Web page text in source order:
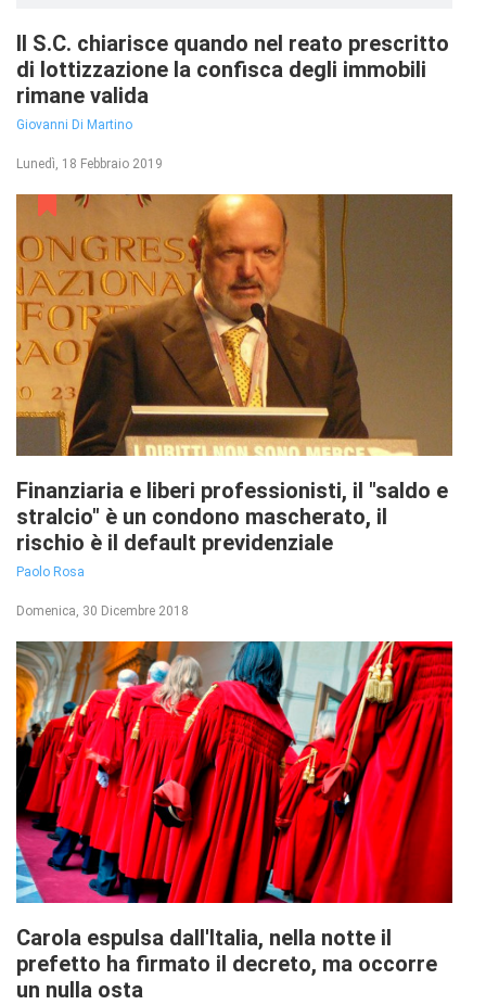
Il S.C. chiarisce quando nel reato prescritto
di lottizzazione la confisca degli immobili
rimane valida
Giovanni Di Martino
Lunedì, 18 Febbraio 2019
Finanziaria e liberi professionisti, il "saldo e
stralcio" è un condono mascherato, il
rischio è il default previdenziale
Paolo Rosa
Domenica, 30 Dicembre 2018
Carola espulsa dall'Italia, nella notte il
prefetto ha firmato il decreto, ma occorre
un nulla osta